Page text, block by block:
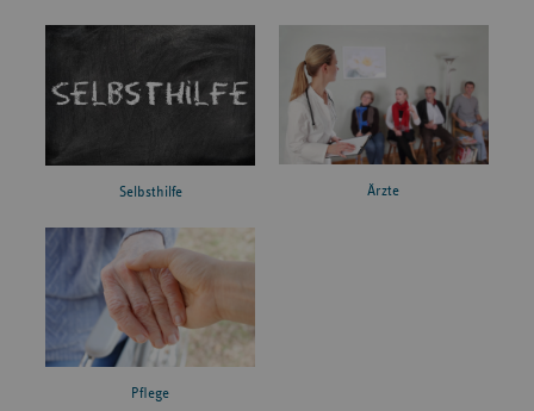
Selbsthilfe Ärzte
Pflege